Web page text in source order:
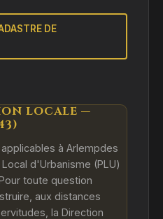
DE
LOCALE —
à Arlempdes
d'Urbanisme (PLU)
toute question
aux distances
la Direction